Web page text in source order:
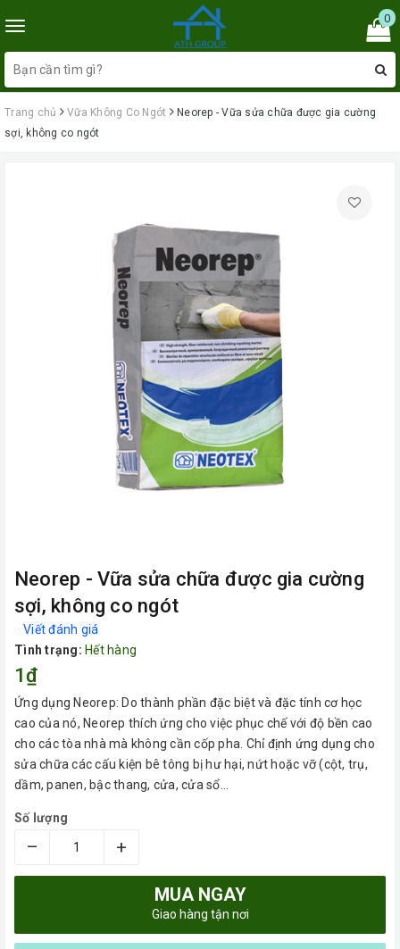
Toggle
navigation
0
Trang chủ Vữa Không Co Ngót
Neorep - Vữa sửa chữa được gia cường
sợi, không co ngót
Neorep - Vữa sửa chữa được gia cường
sợi, không co ngót
Viết đánh giá
Tình trạng: Hết hàng
1₫
Ứng dụng Neorep: Do thành phần đặc biệt và đặc tính cơ học
cao của nó, Neorep thích ứng cho việc phục chế với độ bền cao
cho các tòa nhà mà không cần cốp pha. Chỉ định ứng dụng cho
sửa chữa các cấu kiện bê tông bị hư hại, nứt hoặc vỡ (cột, trụ,
dầm, panen, bậc thang, cửa, cửa sổ...
Số lượng
– +
MUA NGAY
Giao hàng tận nơi